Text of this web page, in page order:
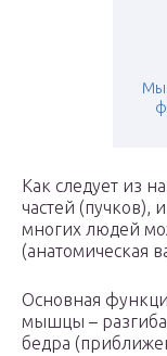
Как следует из
частей (пучков),
многих людей
(анатомическая
Основная
мышцы –
бедра